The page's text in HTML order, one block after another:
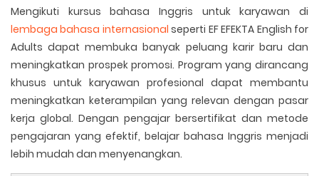
Mengikuti kursus bahasa Inggris untuk karyawan di
lembaga bahasa internasional seperti EF EFEKTA English for
Adults dapat membuka banyak peluang karir baru dan
meningkatkan prospek promosi. Program yang dirancang
khusus untuk karyawan profesional dapat membantu
meningkatkan keterampilan yang relevan dengan pasar
kerja global. Dengan pengajar bersertifikat dan metode
pengajaran yang efektif, belajar bahasa Inggris menjadi
lebih mudah dan menyenangkan.